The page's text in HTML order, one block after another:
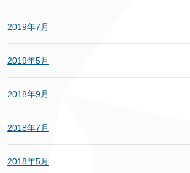
2019年7月
2019年5月
2018年9月
2018年7月
2018年5月